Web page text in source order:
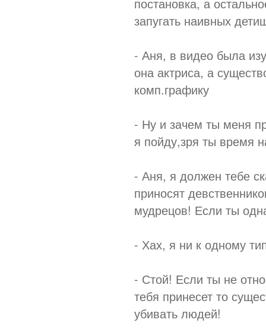
запугать наивных
- Аня, в видео была
она актриса, а
комп.графику
- Ну и зачем ты меня
я пойду,зря ты время
- Аня, я должен тебе
приносят
мудрецов! Если ты
- Хах, я ни к одному
- Стой! Если ты не
тебя принесет то
убивать людей!